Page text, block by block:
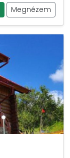
Megnézem